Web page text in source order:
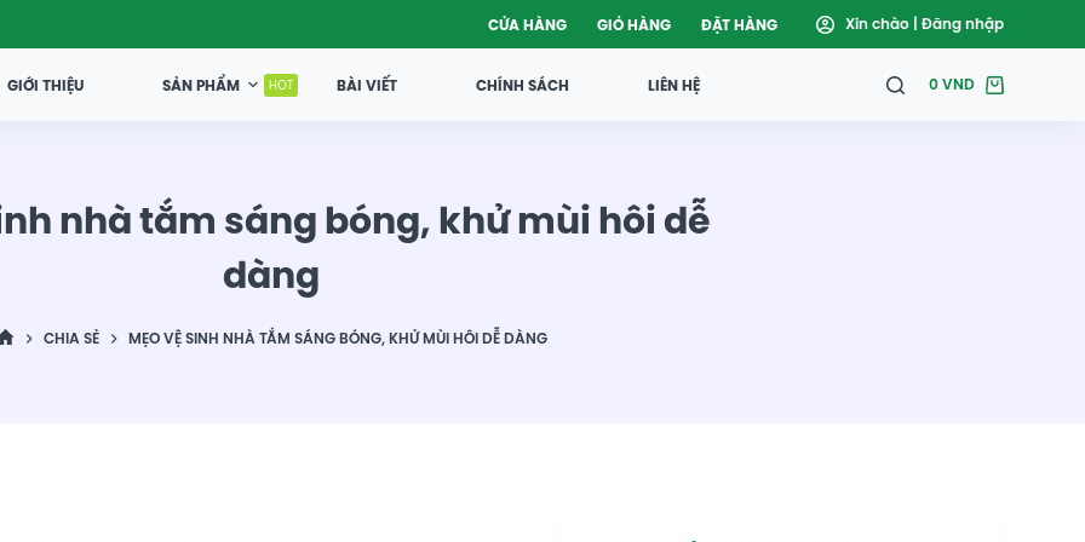
CỬA HÀNG GIỎ HÀNG ĐẶT HÀNG Đăng nhập
GIỚI THIỆU SẢN PHẨM HOT BÀI VIẾT CHÍNH SÁCH LIÊN HỆ 0VND
nhà tắm sáng bóng, khử mùi hôi dễ
dàng
CHIA SẺ MẸO VỆ SINH NHÀ TẮM SÁNG BÓNG, KHỬ MÙI HÔI DỄ DÀNG